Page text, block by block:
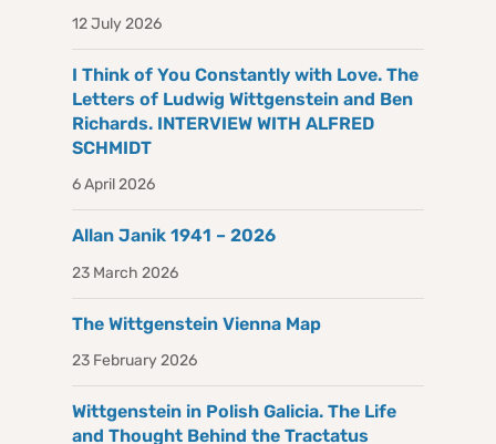
12 July 2026
I Think of You Constantly with Love. The
Letters of Ludwig Wittgenstein and Ben
Richards. INTERVIEW WITH ALFRED
SCHMIDT
6 April 2026
Allan Janik 1941 – 2026
23 March 2026
The Wittgenstein Vienna Map
23 February 2026
Wittgenstein in Polish Galicia. The Life
and Thought Behind the Tractatus